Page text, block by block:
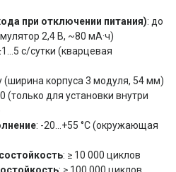
при отключении питания): до
2,4 В, ~80 мА·ч)
с/сутки (кварцевая
(ширина корпуса 3 модуля, 54 мм)
(только для установки внутри
: -20…+55 °C (окружающая
: ≥ 10 000 циклов